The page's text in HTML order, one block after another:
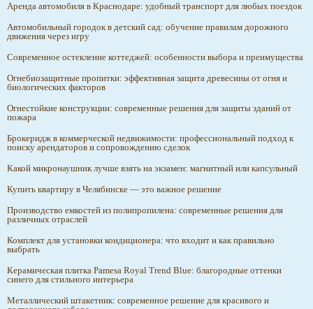
Аренда автомобиля в Краснодаре: удобный транспорт для любых поездок
Автомобильный городок в детский сад: обучение правилам дорожного
движения через игру
Современное остекление коттеджей: особенности выбора и преимущества
Огнебиозащитные пропитки: эффективная защита древесины от огня и
биологических факторов
Огнестойкие конструкции: современные решения для защиты зданий от
пожара
Брокеридж в коммерческой недвижимости: профессиональный подход к
поиску арендаторов и сопровождению сделок
Какой микронаушник лучше взять на экзамен: магнитный или капсульный
Купить квартиру в Челябинске — это важное решение
Производство емкостей из полипропилена: современные решения для
различных отраслей
Комплект для установки кондиционера: что входит и как правильно
выбрать
Керамическая плитка Pamesa Royal Trend Blue: благородные оттенки
синего для стильного интерьера
Металлический штакетник: современное решение для красивого и